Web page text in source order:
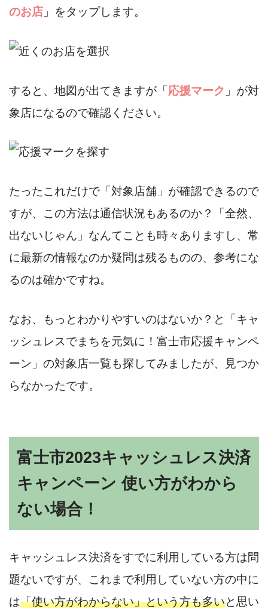
のお店 」をタップします。
すると、地図が出てきますが「応援マーク 」が対
象店になるので確認ください。
たったこれだけで「対象店舗」が確認できるので
すが、この方法は通信状況もあるのか？「全然、
出ないじゃん」なんてことも時々ありますし、常
に最新の情報なのか疑問は残るものの、参考にな
るのは確かですね。
なお、もっとわかりやすいのはないか？と「キャ
ッシュレスでまちを元気に！富士市応援キャンペ
ーン」の対象店一覧も探してみましたが、見つか
らなかったです。
富士市2023キャッシュレス決済
キャンペーン 使い方がわから
ない場合！
キャッシュレス決済をすでに利用している方は問
題ないですが、これまで利用していない方の中に
は「使い方がわからない」という方も多いと思い